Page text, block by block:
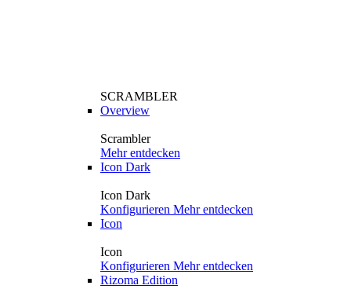
SCRAMBLER
Overview
Scrambler
Mehr entdecken
Icon Dark
Icon Dark
Konfigurieren Mehr entdecken
Icon
Icon
Konfigurieren Mehr entdecken
Rizoma Edition